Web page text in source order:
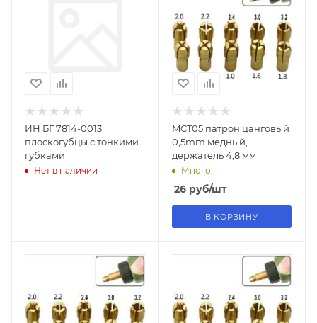
ИН БГ 7814-0013
плоскогубцы с тонкими
губками
Нет в наличии
MCT05 патрон цанговый
0,5mm медный,
держатель 4,8 мм
Много
26руб/шт
В КОРЗИНУ